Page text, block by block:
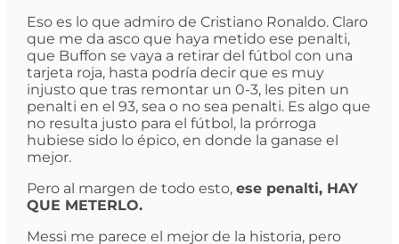
Eso es lo que admiro de Cristiano Ronaldo. Claro
que me da asco que haya metido ese penalti,
que Buffon se vaya a retirar del fútbol con una
tarjeta roja, hasta podría decir que es muy
injusto que tras remontar un 0-3, les piten un
penalti en el 93, sea o no sea penalti. Es algo que
no resulta justo para el fútbol, la prórroga
hubiese sido lo épico, en donde la ganase el
mejor.
Pero al margen de todo esto, ese penalti, HAY
QUE METERLO.
Messi me parece el mejor de la historia, pero